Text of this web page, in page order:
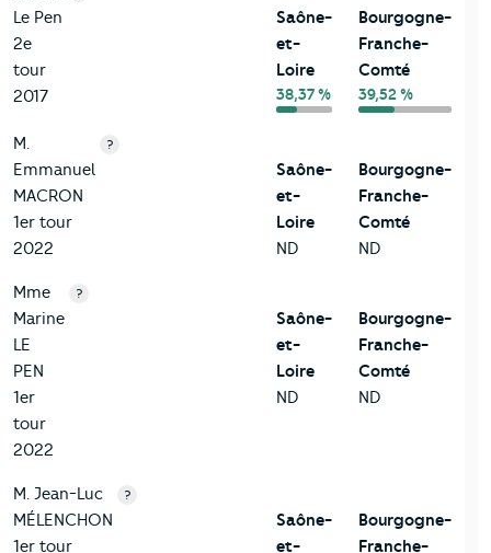
Le Pen
2e
tour
2017
Saône-
et-
Loire
38,37 %
Bourgogne-
Franche-
Comté
39,52 %
M.
Emmanuel
MACRON
1er tour
2022
?
Saône-
et-
Loire
ND
Bourgogne-
Franche-
Comté
ND
Mme
Marine
LE
PEN
1er
tour
2022
?
Saône-
et-
Loire
ND
Bourgogne-
Franche-
Comté
ND
M. Jean-Luc
MÉLENCHON
1er tour
?
Saône-
et-
Bourgogne-
Franche-